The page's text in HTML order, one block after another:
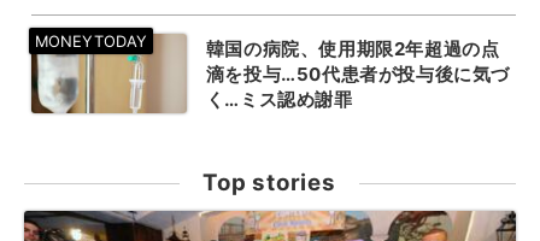
韓国の病院、使用期限2年超過の点
滴を投与…50代患者が投与後に気づ
く…ミス認め謝罪
Top stories